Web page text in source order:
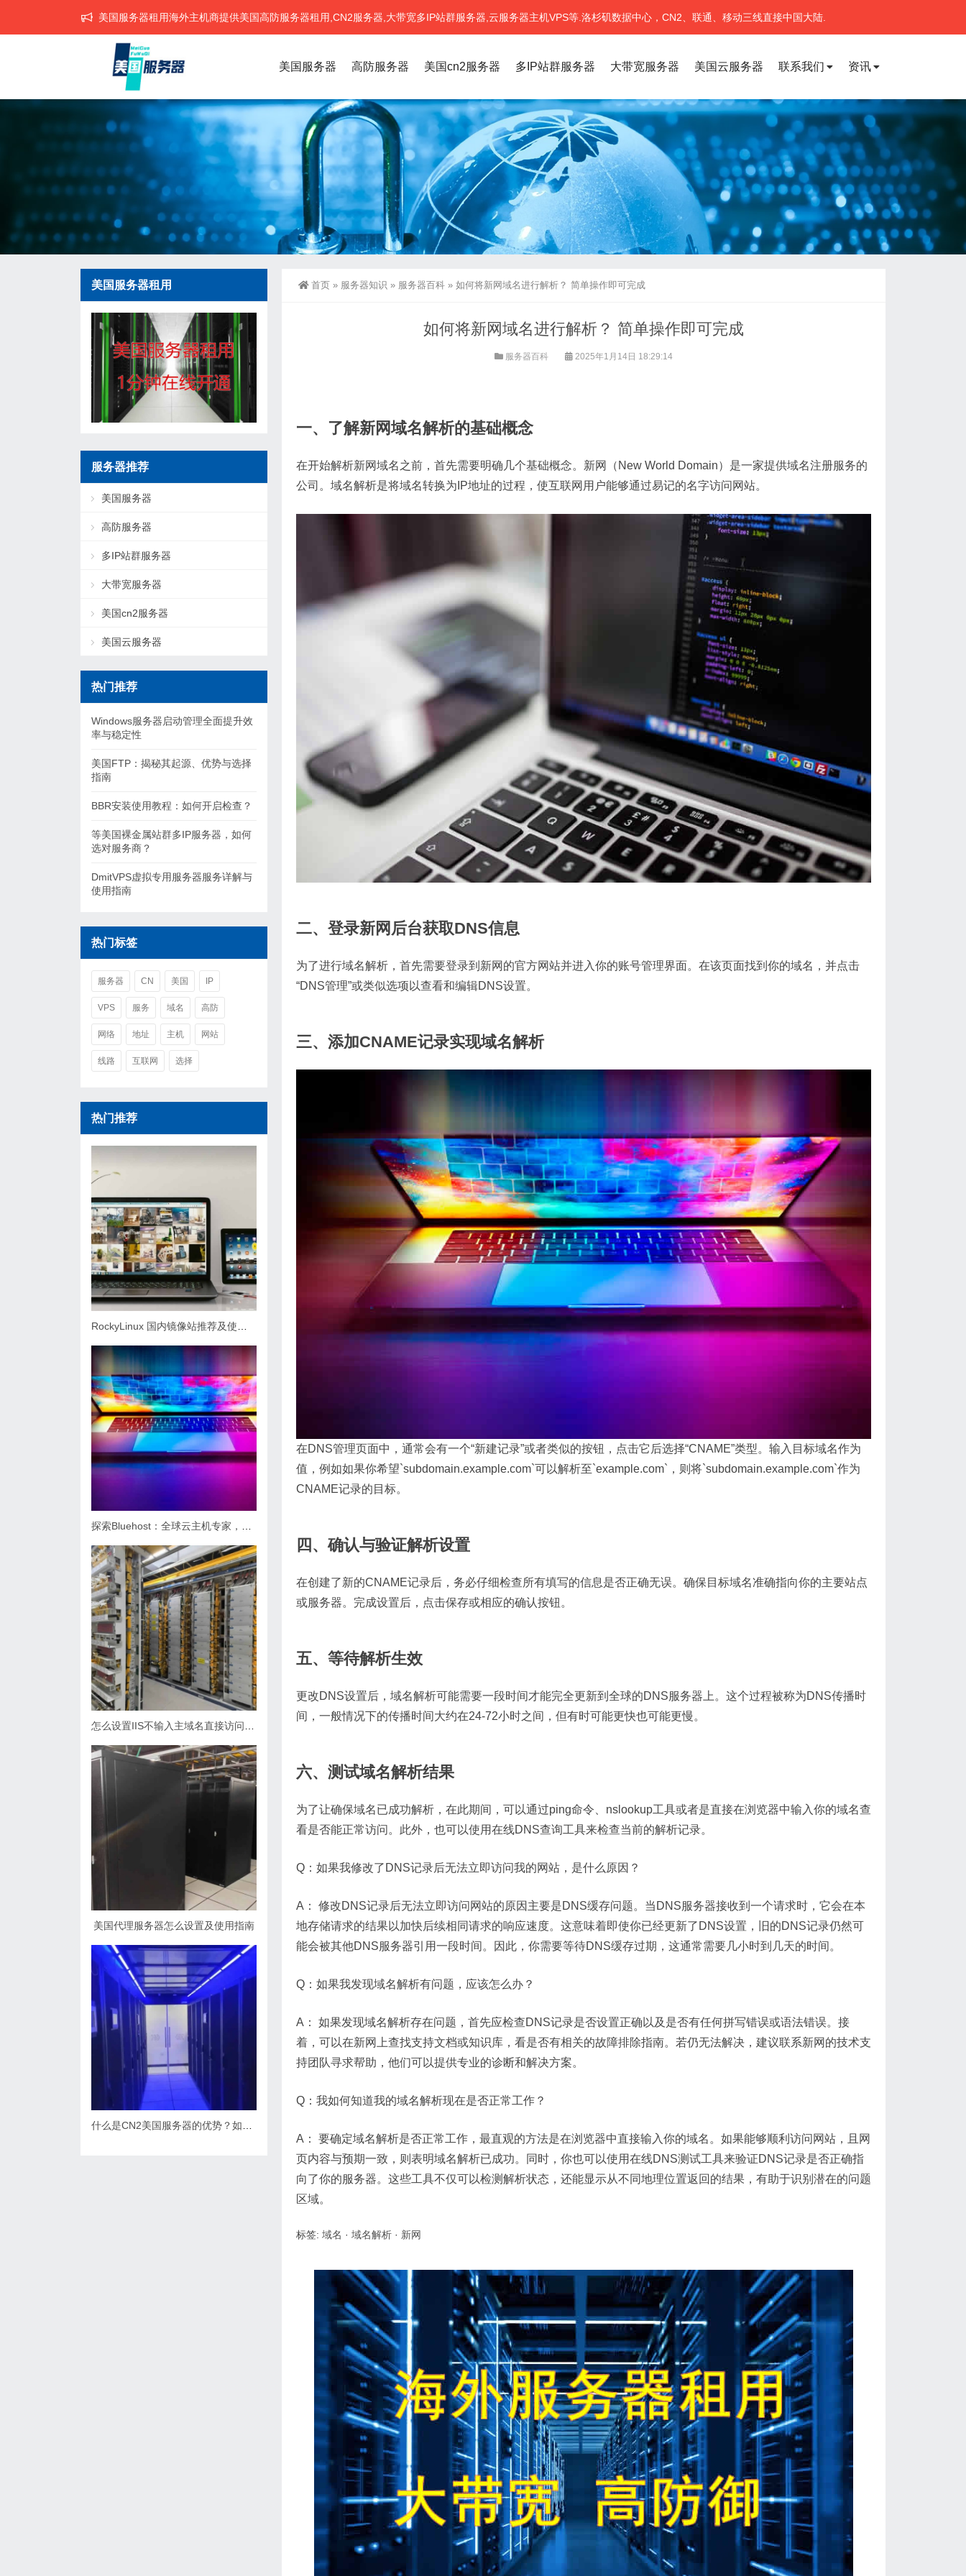
美国服务器租用海外主机商提供美国高防服务器租用,CN2服务器,大带宽多IP站群服务器,云服务器主机VPS等.洛杉矶数据中心，CN2、联通、移动三线直接中国大陆.
美国服务器 高防服务器 美国cn2服务器 多IP站群服务器 大带宽服务器 美国云服务器 联系我们 资讯
首页 » 服务器知识 » 服务器百科 » 如何将新网域名进行解析？ 简单操作即可完成
如何将新网域名进行解析？ 简单操作即可完成
服务器百科 2025年1月14日 18:29:14
一、了解新网域名解析的基础概念
在开始解析新网域名之前，首先需要明确几个基础概念。新网（New World Domain）是一家提供域名注册服务的
公司。域名解析是将域名转换为IP地址的过程，使互联网用户能够通过易记的名字访问网站。
二、登录新网后台获取DNS信息
为了进行域名解析，首先需要登录到新网的官方网站并进入你的账号管理界面。在该页面找到你的域名，并点击
“DNS管理”或类似选项以查看和编辑DNS设置。
三、添加CNAME记录实现域名解析
在DNS管理页面中，通常会有一个“新建记录”或者类似的按钮，点击它后选择“CNAME”类型。输入目标域名作为
值，例如如果你希望`subdomain.example.com`可以解析至`example.com`，则将`subdomain.example.com`作为
CNAME记录的目标。
四、确认与验证解析设置
在创建了新的CNAME记录后，务必仔细检查所有填写的信息是否正确无误。确保目标域名准确指向你的主要站点
或服务器。完成设置后，点击保存或相应的确认按钮。
五、等待解析生效
更改DNS设置后，域名解析可能需要一段时间才能完全更新到全球的DNS服务器上。这个过程被称为DNS传播时
间，一般情况下的传播时间大约在24-72小时之间，但有时可能更快也可能更慢。
六、测试域名解析结果
为了让确保域名已成功解析，在此期间，可以通过ping命令、nslookup工具或者是直接在浏览器中输入你的域名查
看是否能正常访问。此外，也可以使用在线DNS查询工具来检查当前的解析记录。
Q：如果我修改了DNS记录后无法立即访问我的网站，是什么原因？
A：
修改DNS记录后无法立即访问网站的原因主要是DNS缓存问题。当DNS服务器接收到一个请求时，它会在本
地存储请求的结果以加快后续相同请求的响应速度。这意味着即使你已经更新了DNS设置，旧的DNS记录仍然可
能会被其他DNS服务器引用一段时间。因此，你需要等待DNS缓存过期，这通常需要几小时到几天的时间。
Q：如果我发现域名解析有问题，应该怎么办？
A：
如果发现域名解析存在问题，首先应检查DNS记录是否设置正确以及是否有任何拼写错误或语法错误。接
着，可以在新网上查找支持文档或知识库，看是否有相关的故障排除指南。若仍无法解决，建议联系新网的技术支
持团队寻求帮助，他们可以提供专业的诊断和解决方案。
Q：我如何知道我的域名解析现在是否正常工作？
A：
要确定域名解析是否正常工作，最直观的方法是在浏览器中直接输入你的域名。如果能够顺利访问网站，且网
页内容与预期一致，则表明域名解析已成功。同时，你也可以使用在线DNS测试工具来验证DNS记录是否正确指
向了你的服务器。这些工具不仅可以检测解析状态，还能显示从不同地理位置返回的结果，有助于识别潜在的问题
区域。
标签: 域名 · 域名解析 · 新网
美国服务器租用
服务器推荐
美国服务器
高防服务器
多IP站群服务器
大带宽服务器
美国cn2服务器
美国云服务器
热门推荐
Windows服务器启动管理全面提升效
率与稳定性
美国FTP：揭秘其起源、优势与选择
指南
BBR安装使用教程：如何开启检查？
等美国裸金属站群多IP服务器，如何
选对服务商？
DmitVPS虚拟专用服务器服务详解与
使用指南
热门标签
服务器 CN 美国 IP
VPS 服务 域名 高防
网络 地址 主机 网站
线路 互联网 选择
热门推荐
美国代理服务器怎么设置及使用指南